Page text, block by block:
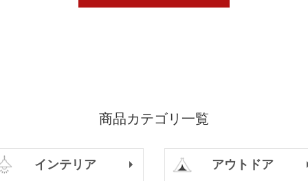
商品カテゴリ一覧
インテリア アウトドア